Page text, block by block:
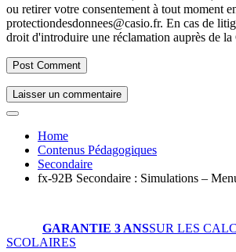
ou retirer votre consentement à tout moment
protectiondesdonnees@casio.fr. En cas de
droit d'introduire une réclamation auprès de
Laisser un commentaire
Home
Contenus Pédagogiques
Secondaire
fx-92B Secondaire : Simulations –
GARANTIE 3 ANSSUR LES
SCOLAIRES